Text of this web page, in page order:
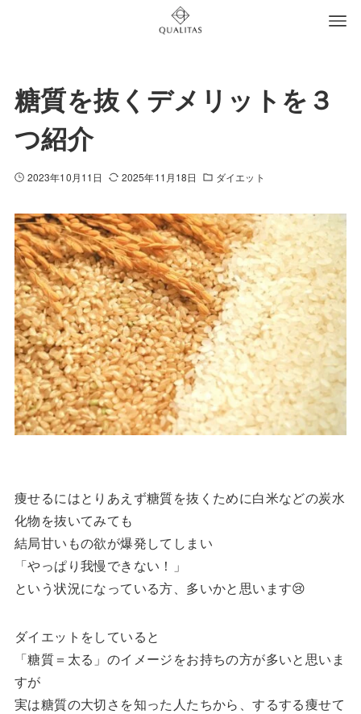
糖質を抜くデメリットを３
つ紹介
2023年10月11日 2025年11月18日 ダイエット
痩せるにはとりあえず糖質を抜くために白米などの炭水
化物を抜いてみても
結局甘いもの欲が爆発してしまい
「やっぱり我慢できない！」
という状況になっている方、多いかと思います😢
ダイエットをしていると
「糖質＝太る」のイメージをお持ちの方が多いと思いま
すが
実は糖質の大切さを知った人たちから、するする痩せて